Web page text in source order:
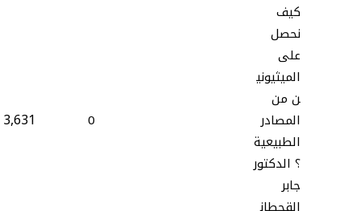
كيف
نحصل
على
الميثيوني
ن من
المصادر
الطبيعية
؟ الدكتور
جابر
0
3,631